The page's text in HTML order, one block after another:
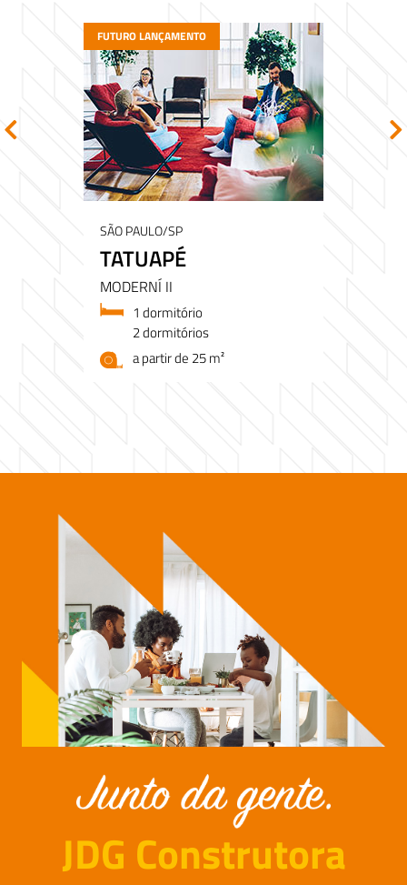
SÃO PAULO/SP
TATUAPÉ
MODERNÍ II
1 dormitório
2 dormitórios
a partir de 25 m²
FUTURO LANÇAMENTO
JDG Construtora